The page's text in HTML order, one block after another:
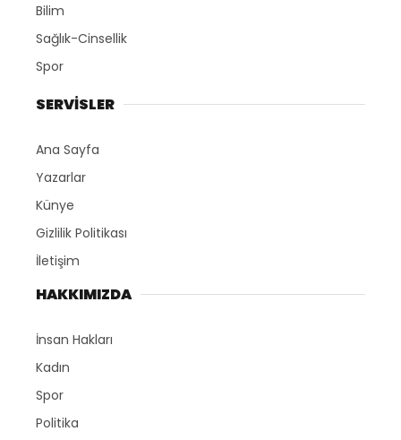
Bilim
Sağlık-Cinsellik
Spor
SERVİSLER
Ana Sayfa
Yazarlar
Künye
Gizlilik Politikası
İletişim
HAKKIMIZDA
İnsan Hakları
Kadın
Spor
Politika